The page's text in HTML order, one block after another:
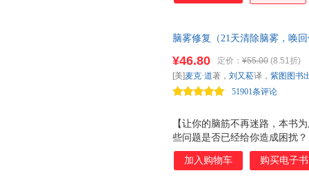
脑雾修复（21天清除脑雾，唤
躁，无法专心？每天头昏脑涨
雾”了！新冠肺炎让“脑雾”再一
的大脑和快乐的人生。
【让你的脑筋不再迷路，本书
些问题是否已经给你造成困扰
时间去完成，还不见得做的好
该做的事 ?找不到经常需要的
¥46.80 定价： ¥55.00 (8.51折)
51901条评论
[美]麦克·道著， 刘又菘译， 紫图图书
加入购物车 购买电子书